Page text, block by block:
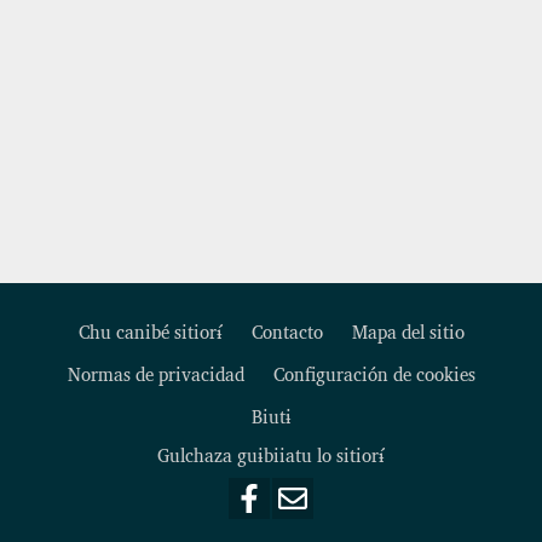
Footer
Chu canibé sitiorɨ́ Contacto
Mapa del sitio
Normas de privacidad
Configuración de cookies
Biutɨ
Gulchaza guɨbiiatu lo sitiorɨ́